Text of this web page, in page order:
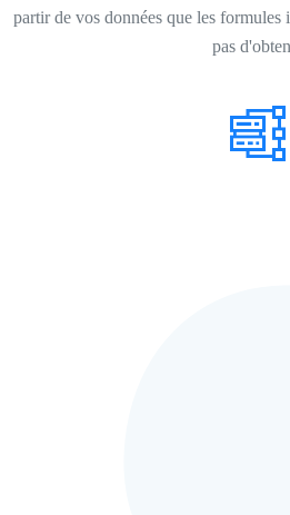
partir de vos données que les formules
pas